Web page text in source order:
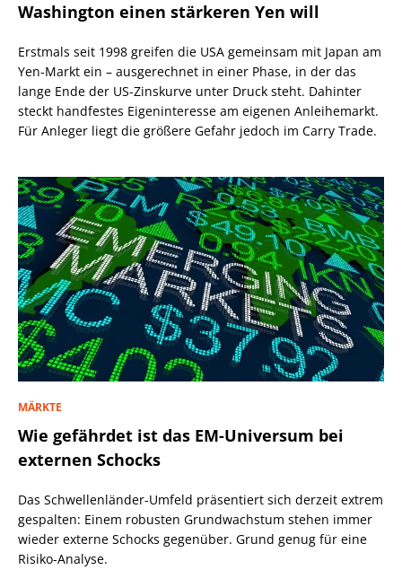
Washington einen stärkeren Yen will
Erstmals seit 1998 greifen die USA gemeinsam mit Japan am
Yen-Markt ein – ausgerechnet in einer Phase, in der das
lange Ende der US-Zinskurve unter Druck steht. Dahinter
steckt handfestes Eigeninteresse am eigenen Anleihemarkt.
Für Anleger liegt die größere Gefahr jedoch im Carry Trade.
MÄRKTE
Wie gefährdet ist das EM-Universum bei
externen Schocks
Das Schwellenländer-Umfeld präsentiert sich derzeit extrem
gespalten: Einem robusten Grundwachstum stehen immer
wieder externe Schocks gegenüber. Grund genug für eine
Risiko-Analyse.